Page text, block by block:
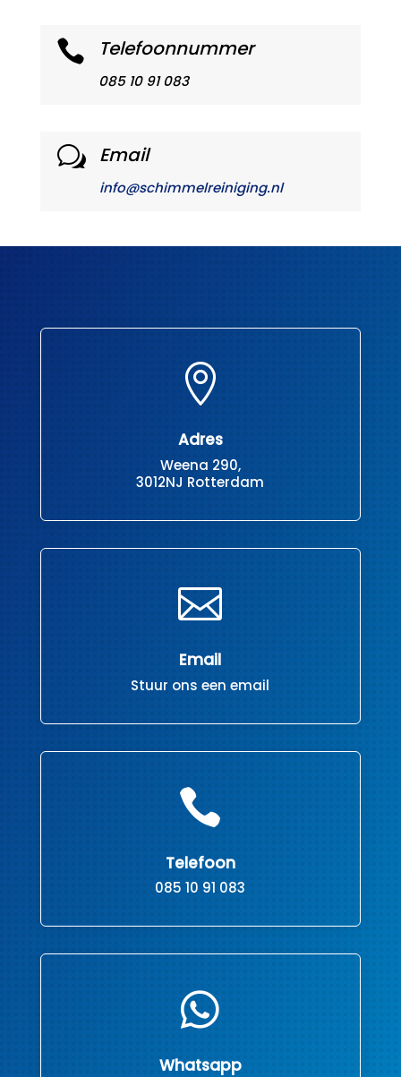
 Telefoonnummer
085 10 91 083
w Email
info@schimmelreiniging.nl

Adres
Weena 290,
3012NJ Rotterdam

Email
Stuur ons een email

Telefoon
085 10 91 083

Whatsapp